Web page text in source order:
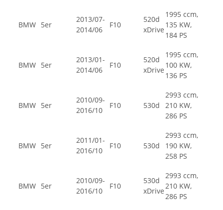
BMW 5er
2013/07-
2014/06
F10
520d
xDrive
1995 ccm,
135 KW,
184 PS
BMW 5er
2013/01-
2014/06
F10
520d
xDrive
1995 ccm,
100 KW,
136 PS
BMW 5er
2010/09-
2016/10
F10 530d
2993 ccm,
210 KW,
286 PS
BMW 5er
2011/01-
2016/10
F10 530d
2993 ccm,
190 KW,
258 PS
BMW 5er
2010/09-
2016/10
F10
530d
xDrive
2993 ccm,
210 KW,
286 PS